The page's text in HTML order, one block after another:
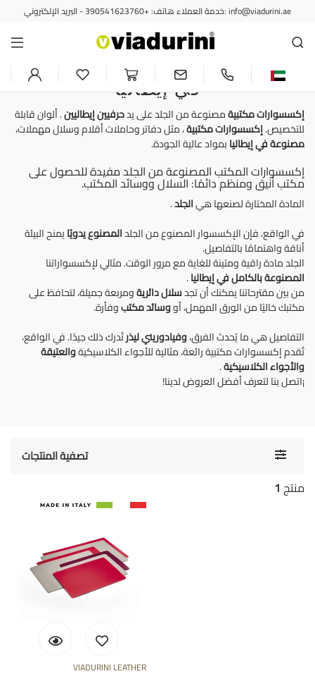
خدمة العملاء هاتف: +390541623760 - البريد الإلكتروني: info@viadurini.ae
مكتب
إكسسوارات مكتبية مصنوعة من
الجلد يدويًا بتصميم عصري - صنع
في إيطاليا
إكسسوارات مكتبيةمصنوعة من الجلد على يدحرفيين إيطاليين. ألوان قابلة
للتخصيص.إكسسوارات مكتبية، مثل دفاتر وحاملات أقلام وسلال مهملات،
مصنوعة في إيطاليابمواد عالية الجودة.
إكسسوارات المكتب المصنوعة من الجلد مفيدة للحصول على
مكتب أنيق ومنظم دائمًا: السلال ووسائد المكتب.
المادة المختارة لصنعها هيالجلد.
في الواقع، فإن الإكسسوار المصنوع من الجلدالمصنوع يدويًايمنح البيئة
أناقة واهتمامًا بالتفاصيل.
الجلد مادة راقية ومتينة للغاية مع مرور الوقت. مثالي لإكسسواراتنا
المصنوعة بالكامل في إيطاليا.
من بين مقترحاتنا يمكنك أن تجدسلالدائريةومربعة جميلة، لتحافظ على
مكتبك خاليًا من الورق المهمل، أووسائدمكتبوفأرة.
التفاصيل هي ما يُحدث الفرق،وفيادوريني ليذرتُدرك ذلك جيدًا. في الواقع،
تُقدم إكسسوارات مكتبية رائعة، مثالية للأجواء الكلاسيكيةوالعتيقة
والأجواء الكلاسيكية.
¡اتصل بنا لتعرف أفضل العروض لدينا!
Toggle تصفية المنتجات
1 منتج
VIADURINI LEATHER